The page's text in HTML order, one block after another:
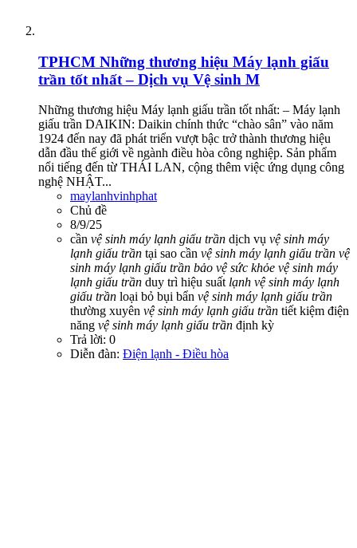
TPHCM Những thương hiệu Máy lạnh giấu
trần tốt nhất – Dịch vụ Vệ sinh M
Những thương hiệu Máy lạnh giấu trần tốt nhất: – Máy lạnh
giấu trần DAIKIN: Daikin chính thức “chào sân” vào năm
1924 đến nay đã phát triển vượt bậc trở thành thương hiệu
dẫn đầu thế giới về ngành điều hòa công nghiệp. Sản phẩm
nổi tiếng đến từ THÁI LAN, cộng thêm việc ứng dụng công
nghệ NHẬT...
maylanhvinhphat
Chủ đề
8/9/25
cần vệ sinh máy lạnh giấu trần dịch vụ vệ sinh máy
lạnh giấu trần tại sao cần vệ sinh máy lạnh giấu trần vệ
sinh máy lạnh giấu trần bảo vệ sức khỏe vệ sinh máy
lạnh giấu trần duy trì hiệu suất lạnh vệ sinh máy lạnh
giấu trần loại bỏ bụi bẩn vệ sinh máy lạnh giấu trần
thường xuyên vệ sinh máy lạnh giấu trần tiết kiệm điện
năng vệ sinh máy lạnh giấu trần định kỳ
Trả lời: 0
Diễn đàn: Điện lạnh - Điều hòa